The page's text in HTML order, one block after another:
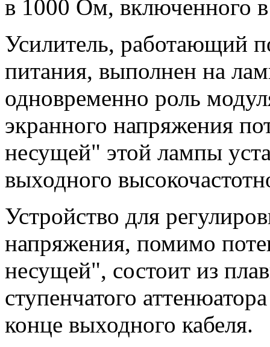
в 1000 Ом, включенного
Усилитель, работающий
питания, выполнен на
одновременно роль
экранного напряжения
несущей" этой лампы
выходного
Устройство для
напряжения, помимо
несущей", состоит из
ступенчатого
конце выходного кабеля.